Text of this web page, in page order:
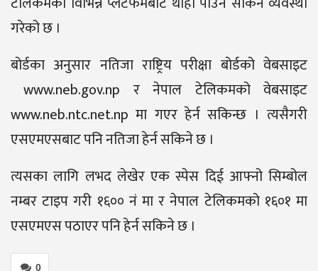
गरेको छ ।
बोर्डका अनुसार नतिजा राष्ट्रिय परीक्षा बोर्डको वेबसाइट
www.neb.gov.np र नेपाल टेलिकमको वेबसाइट
www.neb.ntc.net.np मा गएर हेर्न सकिन्छ । त्यसैगरी
एसएमएसबाट पनि नतिजा हेर्न सकिने छ ।
त्यसका लागि लभद लेखेर एक स्पेस दिई आफ्नो सिम्बोल
नम्बर टाइप गरी १६०० नं मा र नेपाल टेलिकमको १६०१ मा
एसएमएस पठाएर पनि हेर्न सकिने छ ।
0